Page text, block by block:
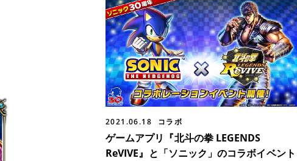
2021.06.18 コラボ
ゲームアプリ『北斗の拳 LEGENDS
ReVIVE』と「ソニック」のコラボイベント